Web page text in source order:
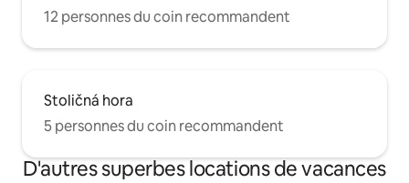
12 personnes du coin recommandent
Stoličná hora
5 personnes du coin recommandent
D'autres superbes locations de vacances